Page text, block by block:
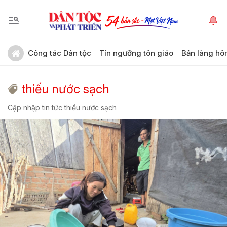
Công tác Dân tộc Tín ngưỡng tôn giáo Bản làng
thiếu nước sạch
Cập nhập tin tức thiếu nước sạch